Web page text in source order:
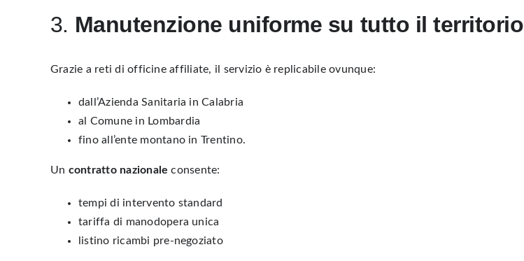
3. Manutenzione uniforme su tutto il territorio
Grazie a reti di officine affiliate, il servizio è replicabile ovunque:
dall’Azienda Sanitaria in Calabria
al Comune in Lombardia
fino all’ente montano in Trentino.
Un contratto nazionale consente:
tempi di intervento standard
tariffa di manodopera unica
listino ricambi pre-negoziato